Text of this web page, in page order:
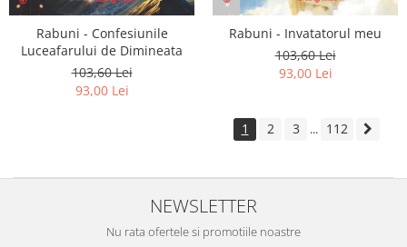
Rabuni - Confesiunile
Luceafarului de Dimineata
103,60 Lei
93,00 Lei
Rabuni - Invatatorul meu
103,60 Lei
93,00 Lei
1 2 3 ... 112
NEWSLETTER
Nu rata ofertele si promotiile noastre